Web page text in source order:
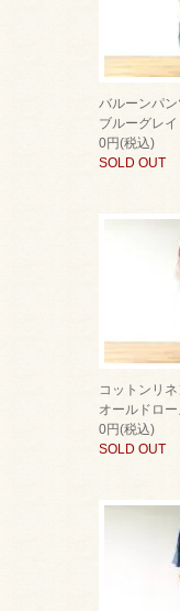
バルーンパン
ブルーグレイ
0円(税込)
SOLD OUT
コットンリ
オールドロ
0円(税込)
SOLD OUT